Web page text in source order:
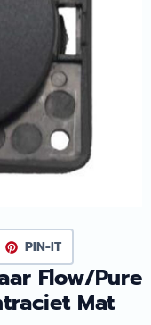
PIN-IT
Flow/Pure
Mat